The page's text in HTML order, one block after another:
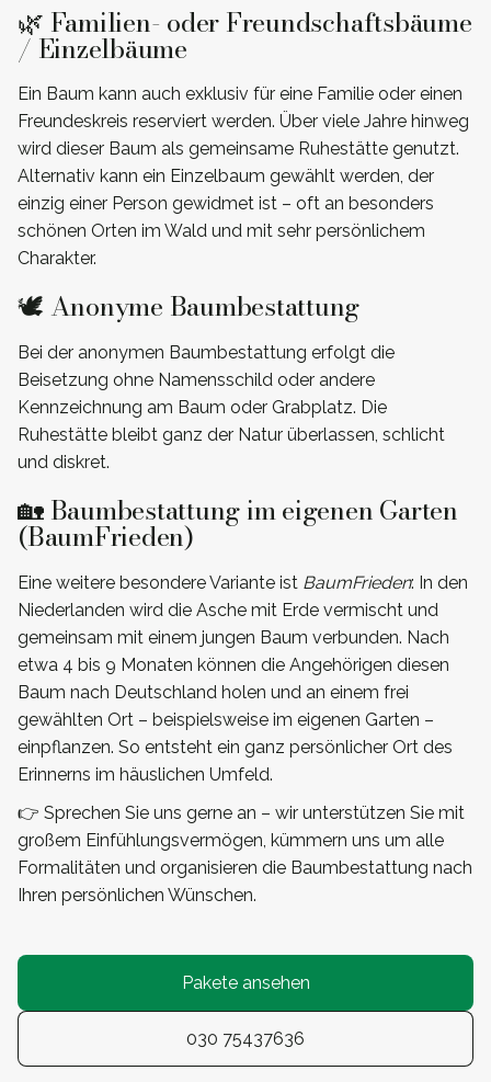
🌿 Familien- oder Freundschaftsbäume
/ Einzelbäume
Ein Baum kann auch exklusiv für eine Familie oder einen
Freundeskreis reserviert werden. Über viele Jahre hinweg
wird dieser Baum als gemeinsame Ruhestätte genutzt.
Alternativ kann ein Einzelbaum gewählt werden, der
einzig einer Person gewidmet ist – oft an besonders
schönen Orten im Wald und mit sehr persönlichem
Charakter.
🕊️ Anonyme Baumbestattung
Bei der anonymen Baumbestattung erfolgt die
Beisetzung ohne Namensschild oder andere
Kennzeichnung am Baum oder Grabplatz. Die
Ruhestätte bleibt ganz der Natur überlassen, schlicht
und diskret.
🏡 Baumbestattung im eigenen Garten
(BaumFrieden)
Eine weitere besondere Variante ist BaumFrieden: In den
Niederlanden wird die Asche mit Erde vermischt und
gemeinsam mit einem jungen Baum verbunden. Nach
etwa 4 bis 9 Monaten können die Angehörigen diesen
Baum nach Deutschland holen und an einem frei
gewählten Ort – beispielsweise im eigenen Garten –
einpflanzen. So entsteht ein ganz persönlicher Ort des
Erinnerns im häuslichen Umfeld.
👉 Sprechen Sie uns gerne an – wir unterstützen Sie mit
großem Einfühlungsvermögen, kümmern uns um alle
Formalitäten und organisieren die Baumbestattung nach
Ihren persönlichen Wünschen.
Pakete ansehen
030 75437636